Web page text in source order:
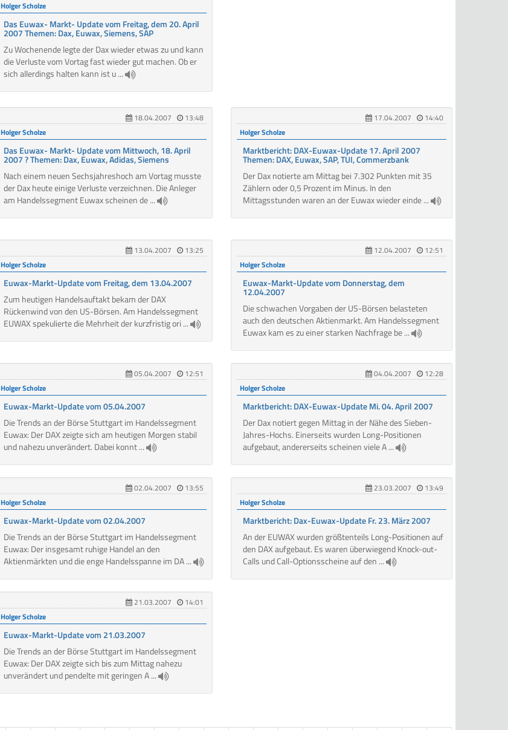
Holger Scholze
Das Euwax- Markt- Update vom Freitag, dem 20. April
2007 Themen: Dax, Euwax, Siemens, SAP
Zu Wochenende legte der Dax wieder etwas zu und kann
die Verluste vom Vortag fast wieder gut machen. Ob er
sich allerdings halten kann ist u ...
18.04.2007
13:48
Holger Scholze
Das Euwax- Markt- Update vom Mittwoch, 18. April
2007 ? Themen: Dax, Euwax, Adidas, Siemens
Nach einem neuen Sechsjahreshoch am Vortag musste
der Dax heute einige Verluste verzeichnen. Die Anleger
am Handelssegment Euwax scheinen de ...
17.04.2007
14:40
Holger Scholze
Marktbericht: DAX-Euwax-Update 17. April 2007
Themen: DAX, Euwax, SAP, TUI, Commerzbank
Der Dax notierte am Mittag bei 7.302 Punkten mit 35
Zählern oder 0,5 Prozent im Minus. In den
Mittagsstunden waren an der Euwax wieder einde ...
13.04.2007
13:25
Holger Scholze
Euwax-Markt-Update vom Freitag, dem 13.04.2007
Zum heutigen Handelsauftakt bekam der DAX
Rückenwind von den US-Börsen. Am Handelssegment
EUWAX spekulierte die Mehrheit der kurzfristig ori ...
12.04.2007
12:51
Holger Scholze
Euwax-Markt-Update vom Donnerstag, dem
12.04.2007
Die schwachen Vorgaben der US-Börsen belasteten
auch den deutschen Aktienmarkt. Am Handelssegment
Euwax kam es zu einer starken Nachfrage be ...
05.04.2007
12:51
Holger Scholze
Euwax-Markt-Update vom 05.04.2007
Die Trends an der Börse Stuttgart im Handelssegment
Euwax: Der DAX zeigte sich am heutigen Morgen stabil
und nahezu unverändert. Dabei konnt ...
04.04.2007
12:28
Holger Scholze
Marktbericht: DAX-Euwax-Update Mi. 04. April 2007
Der Dax notiert gegen Mittag in der Nähe des Sieben-
Jahres-Hochs. Einerseits wurden Long-Positionen
aufgebaut, andererseits scheinen viele A ...
02.04.2007
13:55
Holger Scholze
Euwax-Markt-Update vom 02.04.2007
Die Trends an der Börse Stuttgart im Handelssegment
Euwax: Der insgesamt ruhige Handel an den
Aktienmärkten und die enge Handelsspanne im DA ...
23.03.2007
13:49
Holger Scholze
Marktbericht: Dax-Euwax-Update Fr. 23. März 2007
An der EUWAX wurden größtenteils Long-Positionen auf
den DAX aufgebaut. Es waren überwiegend Knock-out-
Calls und Call-Optionsscheine auf den ...
21.03.2007
14:01
Holger Scholze
Euwax-Markt-Update vom 21.03.2007
Die Trends an der Börse Stuttgart im Handelssegment
Euwax: Der DAX zeigte sich bis zum Mittag nahezu
unverändert und pendelte mit geringen A ...